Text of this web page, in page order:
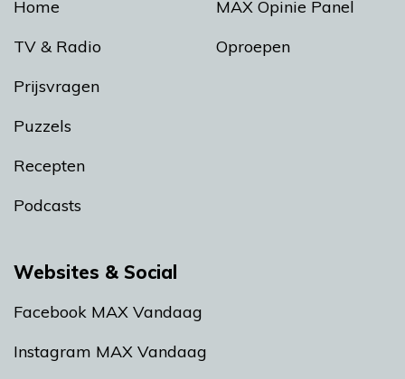
Home
TV & Radio
Prijsvragen
Puzzels
Recepten
Podcasts
MAX Opinie Panel
Oproepen
Websites & Social
Facebook MAX Vandaag
Instagram MAX Vandaag